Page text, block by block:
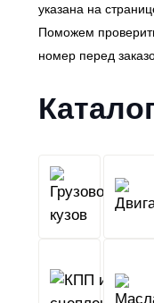
указана на
Поможем
номер перед